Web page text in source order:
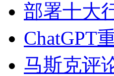
部署十大
ChatGPT
马斯克评